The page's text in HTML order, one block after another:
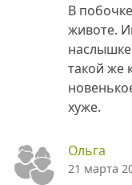
В
животе.
такой же
хуже.
Ольга
21 марта